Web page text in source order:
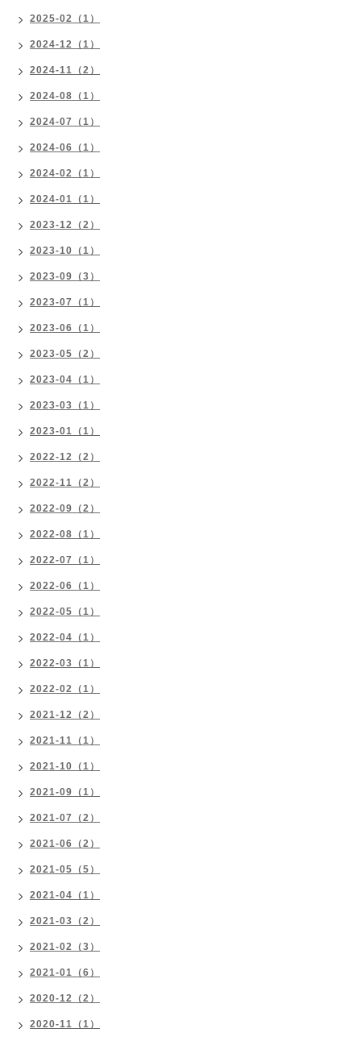
2025-02（1）
2024-12（1）
2024-11（2）
2024-08（1）
2024-07（1）
2024-06（1）
2024-02（1）
2024-01（1）
2023-12（2）
2023-10（1）
2023-09（3）
2023-07（1）
2023-06（1）
2023-05（2）
2023-04（1）
2023-03（1）
2023-01（1）
2022-12（2）
2022-11（2）
2022-09（2）
2022-08（1）
2022-07（1）
2022-06（1）
2022-05（1）
2022-04（1）
2022-03（1）
2022-02（1）
2021-12（2）
2021-11（1）
2021-10（1）
2021-09（1）
2021-07（2）
2021-06（2）
2021-05（5）
2021-04（1）
2021-03（2）
2021-02（3）
2021-01（6）
2020-12（2）
2020-11（1）